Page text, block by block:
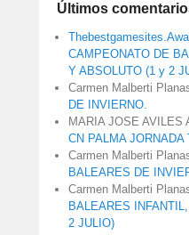
Últimos
CAMPEONATO DE
Y ABSOLUTO (1 y 2
Carmen Malberti
DE INVIERNO.
MARIA JOSE AVILES
CN PALMA JORNADA
Carmen Malberti
BALEARES DE
Carmen Malberti
BALEARES
2 JULIO)